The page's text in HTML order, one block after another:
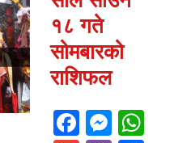
१८ गते
सोमबारको
राशिफल
F
M